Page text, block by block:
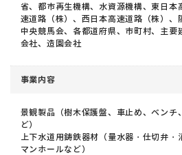
省、都市再生機構、水資源機構、東日本
速道路（株）、西日本高速道路（株）、
中央競馬会、各都道府県、市町村、主要
会社、造園会社
事業内容
景観製品（樹木保護盤、車止め、ベンチ
ど）
上下水道用鋳鉄器材（量水器・仕切弁・
マンホールなど）